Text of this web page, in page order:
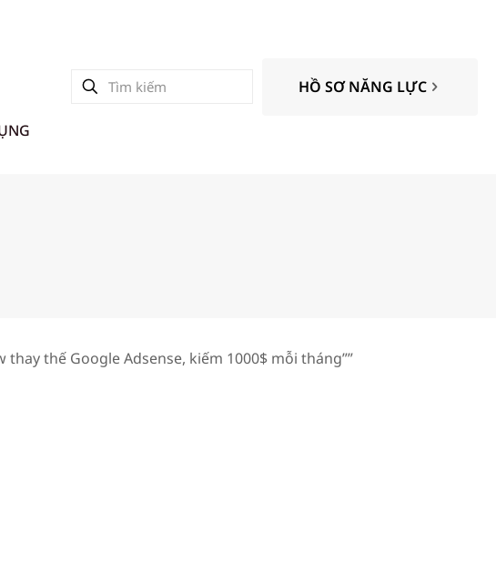
HỒ SƠ NĂNG LỰC
thay thế Google Adsense, kiếm 1000$ mỗi tháng””